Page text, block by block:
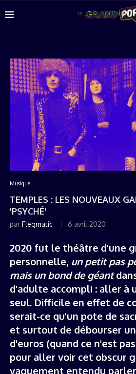
Musique
TEMPLES : LES NOUVEAUX
'PSYCHÉ'
par Flegmatic 6 avril 2020
2020 fut le théâtre d'une
personnelle, un petit pas
mais un bond de géant
d'adulte accompli : aller à
seul. Difficile en effet de
serait-ce qu'un pote de
et surtout de débourser
d'euros (quand ce n'est
pour aller voir cet obscur
vaguement entendu